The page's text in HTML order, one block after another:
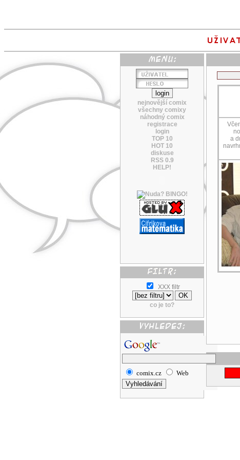
nejnovější comix
všechny comixy
náhodný comix
registrace
login
TOP 10
HOT 10
diskuse
RSS 0.9
HELP!
XXX filtr
co je to?
comix.cz Web
a